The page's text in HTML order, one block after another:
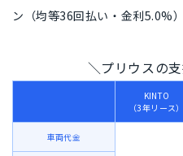
ン（均等36回払い・金利5.0%
＼プリウスの
KINTO
（3年リース）
車両代金